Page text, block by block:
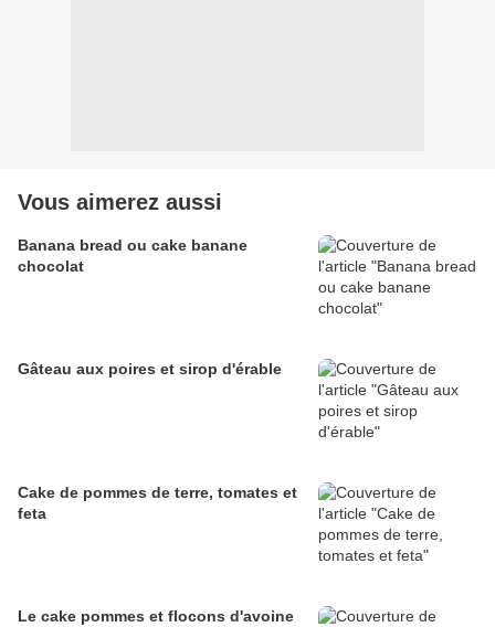
Vous aimerez aussi
Banana bread ou cake banane
chocolat
Gâteau aux poires et sirop d'érable
Cake de pommes de terre, tomates et
feta
Le cake pommes et flocons d'avoine